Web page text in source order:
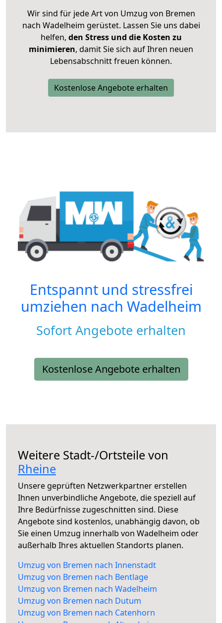
Wir sind für jede Art von Umzug von Bremen
nach Wadelheim gerüstet. Lassen Sie uns dabei
helfen, den Stress und die Kosten zu
minimieren, damit Sie sich auf Ihren neuen
Lebensabschnitt freuen können.
Kostenlose Angebote erhalten
Entspannt und stressfrei
umziehen nach Wadelheim
Sofort Angebote erhalten
Kostenlose Angebote erhalten
Weitere Stadt-/Ortsteile von
Rheine
Unsere geprüften Netzwerkpartner erstellen
Ihnen unverbindliche Angebote, die speziell auf
Ihre Bedürfnisse zugeschnitten sind. Diese
Angebote sind kostenlos, unabhängig davon, ob
Sie einen Umzug innerhalb von Wadelheim oder
außerhalb Ihres aktuellen Standorts planen.
Umzug von Bremen nach Innenstadt
Umzug von Bremen nach Bentlage
Umzug von Bremen nach Wadelheim
Umzug von Bremen nach Dutum
Umzug von Bremen nach Catenhorn